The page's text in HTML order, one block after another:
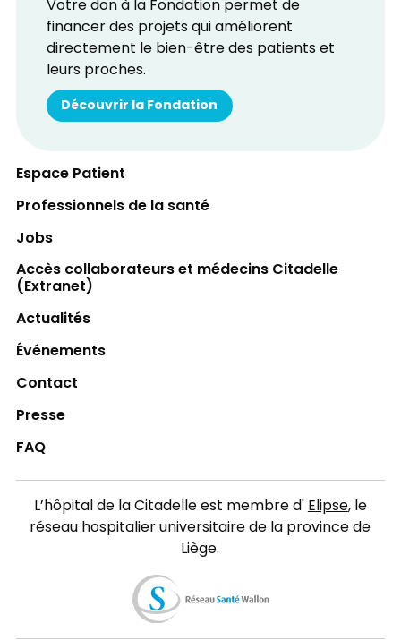
Votre don à la Fondation permet de
financer des projets qui améliorent
directement le bien-être des patients et
leurs proches.
Découvrir la Fondation
Espace Patient
Professionnels de la santé
Jobs
Accès collaborateurs et médecins Citadelle
(Extranet)
Actualités
Événements
Contact
Presse
FAQ
L’hôpital de la Citadelle est membre d'Elipse, le
réseau hospitalier universitaire de la province de
Liège.